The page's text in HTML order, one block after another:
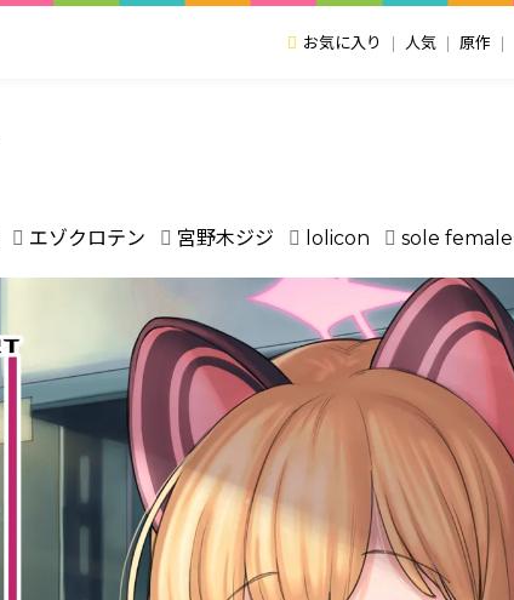
お気に入り 人気 原作
エゾクロテン 宮野木ジジ lolicon sole female